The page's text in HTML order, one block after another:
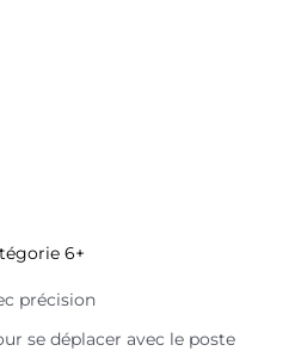
6+
précision
se déplacer avec le poste